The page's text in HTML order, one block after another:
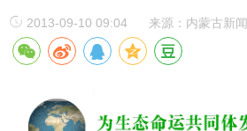
2013-09-10 09:04
来源：内蒙古新